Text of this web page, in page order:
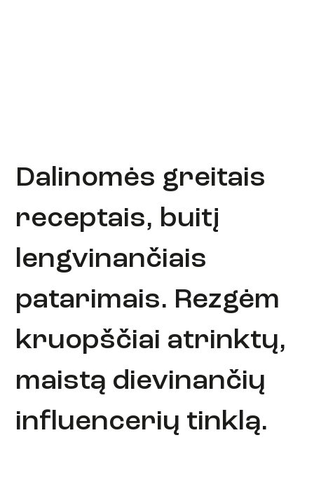
Dalinomės greitais
receptais, buitį
lengvinančiais
patarimais. Rezgėm
kruopščiai atrinktų,
maistą dievinančių
influencerių tinklą.